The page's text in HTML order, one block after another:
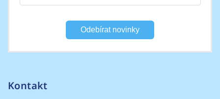
Odebírat novinky
Kontakt